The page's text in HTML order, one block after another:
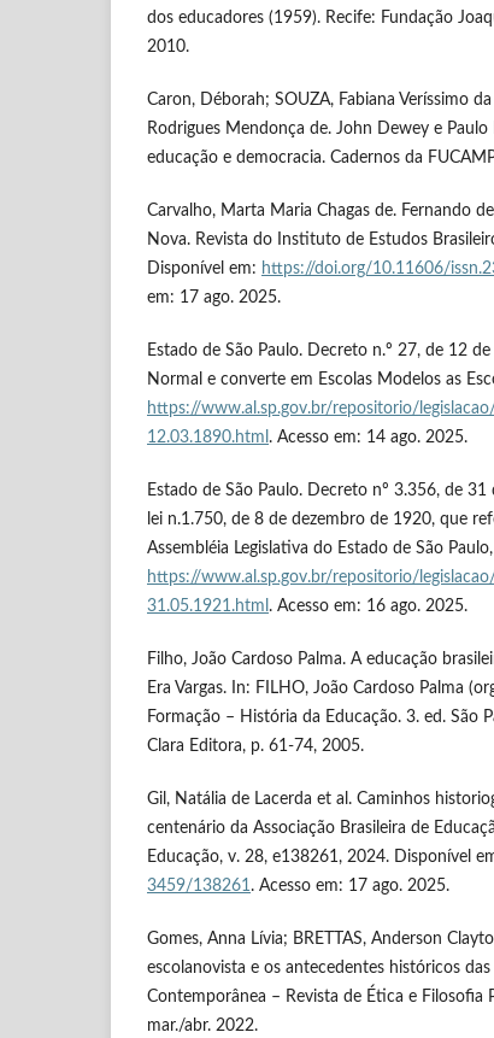
dos educadores (1959). Recife: Fundação
2010.
Caron, Déborah; SOUZA, Fabiana Veríssimo
Rodrigues Mendonça de. John Dewey e Paulo
educação e democracia. Cadernos da
Carvalho, Marta Maria Chagas de. Fernando
Nova. Revista do Instituto de Estudos
Disponível em: https://doi.org/10.11606/
em: 17 ago. 2025.
Estado de São Paulo. Decreto n.º 27, de 12
Normal e converte em Escolas Modelos as
https://www.al.sp.gov.br/repositorio/
12.03.1890.html . Acesso em: 14 ago. 2025.
Estado de São Paulo. Decreto nº 3.356, de
lei n.1.750, de 8 de dezembro de 1920, que
Assembléia Legislativa do Estado de São
https://www.al.sp.gov.br/repositorio/
31.05.1921.html . Acesso em: 16 ago. 2025.
Filho, João Cardoso Palma. A educação
Era Vargas. In: FILHO, João Cardoso Palma
Formação – História da Educação. 3. ed. São
Clara Editora, p. 61-74, 2005.
Gil, Natália de Lacerda et al. Caminhos
centenário da Associação Brasileira de
Educação, v. 28, e138261, 2024. Disponível
3459/138261. Acesso em: 17 ago. 2025.
Gomes, Anna Lívia; BRETTAS, Anderson
escolanovista e os antecedentes históricos
Contemporânea – Revista de Ética e Filosofia
mar./abr. 2022.